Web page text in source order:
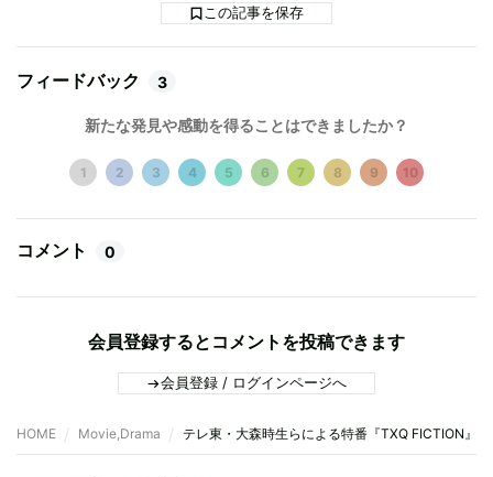
この記事を保存
フィードバック 3
新たな発見や感動を得ることはできましたか？
1 2 3 4 5 6 7 8 9 10
コメント 0
会員登録するとコメントを投稿できます
会員登録 / ログインページへ
HOME Movie,Drama テレ東・大森時生らによる特番『TXQ FICTION』